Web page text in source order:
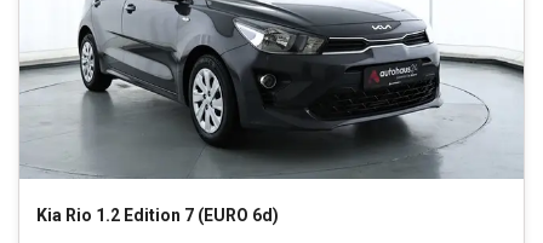
Kia Rio 1.2 Edition 7 (EURO 6d)